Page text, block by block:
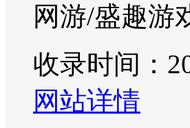
网游/盛趣游
收录时间：
网站详情